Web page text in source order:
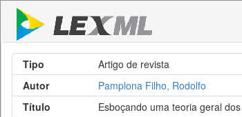
Tipo
Artigo de revista
Autor
Pamplona Filho, Rodolfo
Título
Esboçando uma teoria geral